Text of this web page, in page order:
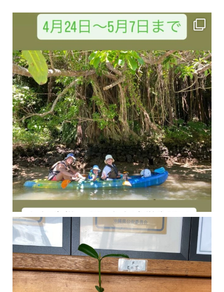
今年の1月にお店に植えたマングローブ(メヒルギ)の苗が成長してきました
マングロ